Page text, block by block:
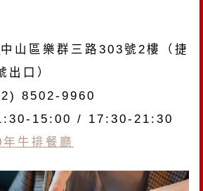
中山區樂群三路303號2樓（捷
出口）
8502-9960
15:00 / 17:30-21:30
牛排餐廳